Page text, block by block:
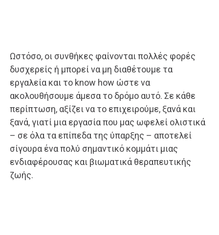
Ωστόσο, οι συνθήκες φαίνονται πολλές φορές
δυσχερείς ή μπορεί να μη διαθέτουμε τα
εργαλεία και το know how ώστε να
ακολουθήσουμε άμεσα το δρόμο αυτό. Σε κάθε
περίπτωση, αξίζει να το επιχειρούμε, ξανά και
ξανά, γιατί μια εργασία που μας ωφελεί ολιστικά
– σε όλα τα επίπεδα της ύπαρξης – αποτελεί
σίγουρα ένα πολύ σημαντικό κομμάτι μιας
ενδιαφέρουσας και βιωματικά θεραπευτικής
ζωής.